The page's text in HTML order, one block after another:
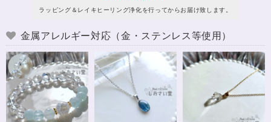
ラッピング＆レイキヒーリング浄化を行ってからお届け致します。
金属アレルギー対応（金・ステンレス等使用）